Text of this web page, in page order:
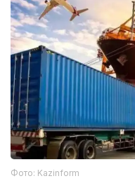
Фото: Kazinform